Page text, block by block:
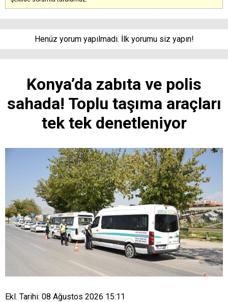
Henüz yorum yapılmadı. İlk yorumu siz yapın!
Konya’da zabıta ve polis
sahada! Toplu taşıma araçları
tek tek denetleniyor
Ekl. Tarihi: 08 Ağustos 2026 15:11